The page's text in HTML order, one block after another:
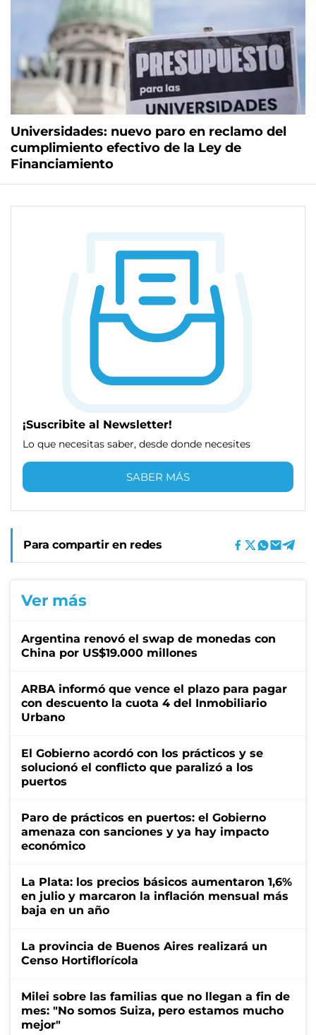
Universidades: nuevo paro en reclamo del
cumplimiento efectivo de la Ley de
Financiamiento
¡Suscribite al Newsletter!
Lo que necesitas saber, desde donde necesites
SABER MÁS
Para compartir en redes
Ver más
Argentina renovó el swap de monedas con
China por US$19.000 millones
ARBA informó que vence el plazo para pagar
con descuento la cuota 4 del Inmobiliario
Urbano
El Gobierno acordó con los prácticos y se
solucionó el conflicto que paralizó a los
puertos
Paro de prácticos en puertos: el Gobierno
amenaza con sanciones y ya hay impacto
económico
La Plata: los precios básicos aumentaron 1,6%
en julio y marcaron la inflación mensual más
baja en un año
La provincia de Buenos Aires realizará un
Censo Hortiflorícola
Milei sobre las familias que no llegan a fin de
mes: "No somos Suiza, pero estamos mucho
mejor"